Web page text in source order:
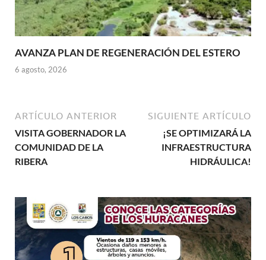
AVANZA PLAN DE REGENERACIÓN DEL ESTERO
6 agosto, 2026
ARTÍCULO ANTERIOR
VISITA GOBERNADOR LA
COMUNIDAD DE LA
RIBERA
SIGUIENTE ARTÍCULO
¡SE OPTIMIZARÁ LA
INFRAESTRUCTURA
HIDRÁULICA!